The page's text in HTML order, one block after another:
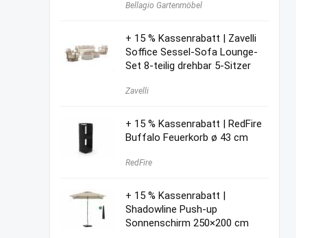
Bellagio Gartenmöbel
+ 15 % Kassenrabatt | Zavelli
Soffice Sessel-Sofa Lounge-
Set 8-teilig drehbar 5-Sitzer
Zavelli
+ 15 % Kassenrabatt | RedFire
Buffalo Feuerkorb ø 43 cm
RedFire
+ 15 % Kassenrabatt |
Shadowline Push-up
Sonnenschirm 250×200 cm